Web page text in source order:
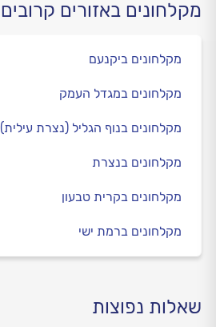
מקלחונים באזורים קרובים
מקלחונים ביקנעם
מקלחונים במגדל העמק
מקלחונים בנוף הגליל (נצרת עילית)
מקלחונים בנצרת
מקלחונים בקרית טבעון
מקלחונים ברמת ישי
שאלות נפוצות